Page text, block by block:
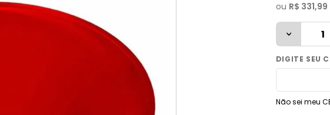
ou R$ 331,99
Não sei meu
º
tinta
cimento
vaso sanitário